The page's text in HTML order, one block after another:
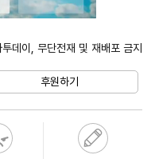
데이, 무단전재 및 재배포 금지
후원하기